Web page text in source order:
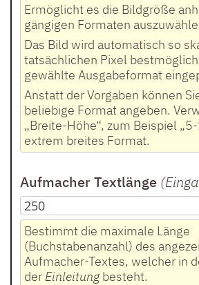
Ermöglicht es die Bildgröße
gängigen Formaten
Das Bild wird automatisch so
tatsächlichen Pixel
gewählte Ausgabeformat
Anstatt der Vorgaben können
beliebige Format angeben.
„Breite-Höhe“, zum Beispiel
extrem breites Format.
Aufmacher Textlänge
Bestimmt die maximale Länge
(Buchstabenanzahl) des
Aufmacher-Textes, welcher in
derEinleitungbesteht.